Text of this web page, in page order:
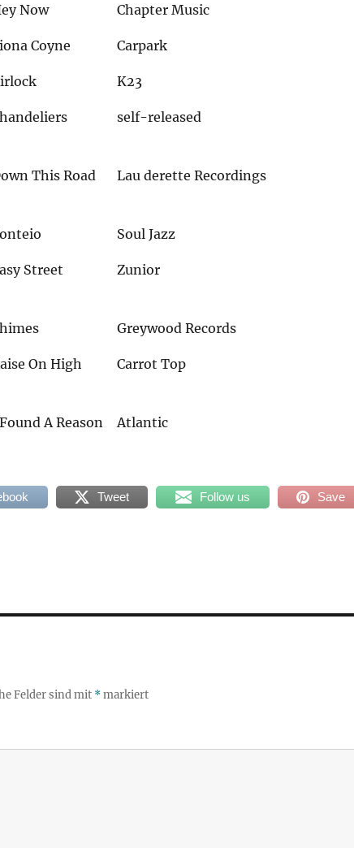
Now Chapter Music
Coyne Carpark
K23
self-released
This Road Lau derette Recordings
Soul Jazz
Street Zunior
Greywood Records
On High Carrot Top
A Reason Atlantic
Tweet Follow us Save
Felder sind mit *markiert